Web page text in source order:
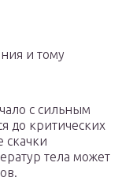
и тому
с сильным
до критических
скачки
тела может